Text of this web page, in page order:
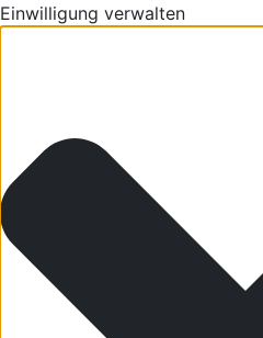
Einwilligung verwalten